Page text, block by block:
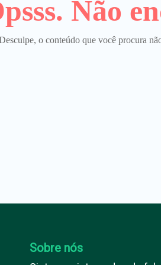
Não
o conteúdo que você procura
Sobre nós